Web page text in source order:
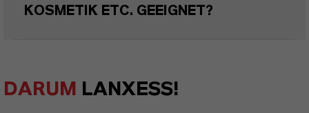
KOSMETIK ETC. GEEIGNET?
DARUM LANXESS!